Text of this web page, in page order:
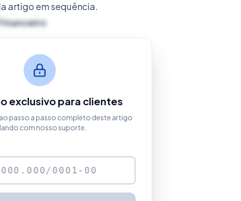
artigo em sequência.
exclusivo para clientes
passo a passo completo deste artigo
com nosso suporte.